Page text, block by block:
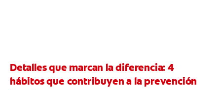
Detalles que marcan la diferencia: 4
hábitos que contribuyen a la prevención